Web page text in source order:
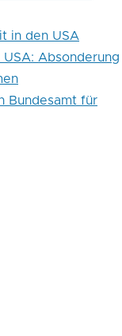
in den USA
Absonderung
Bundesamt für